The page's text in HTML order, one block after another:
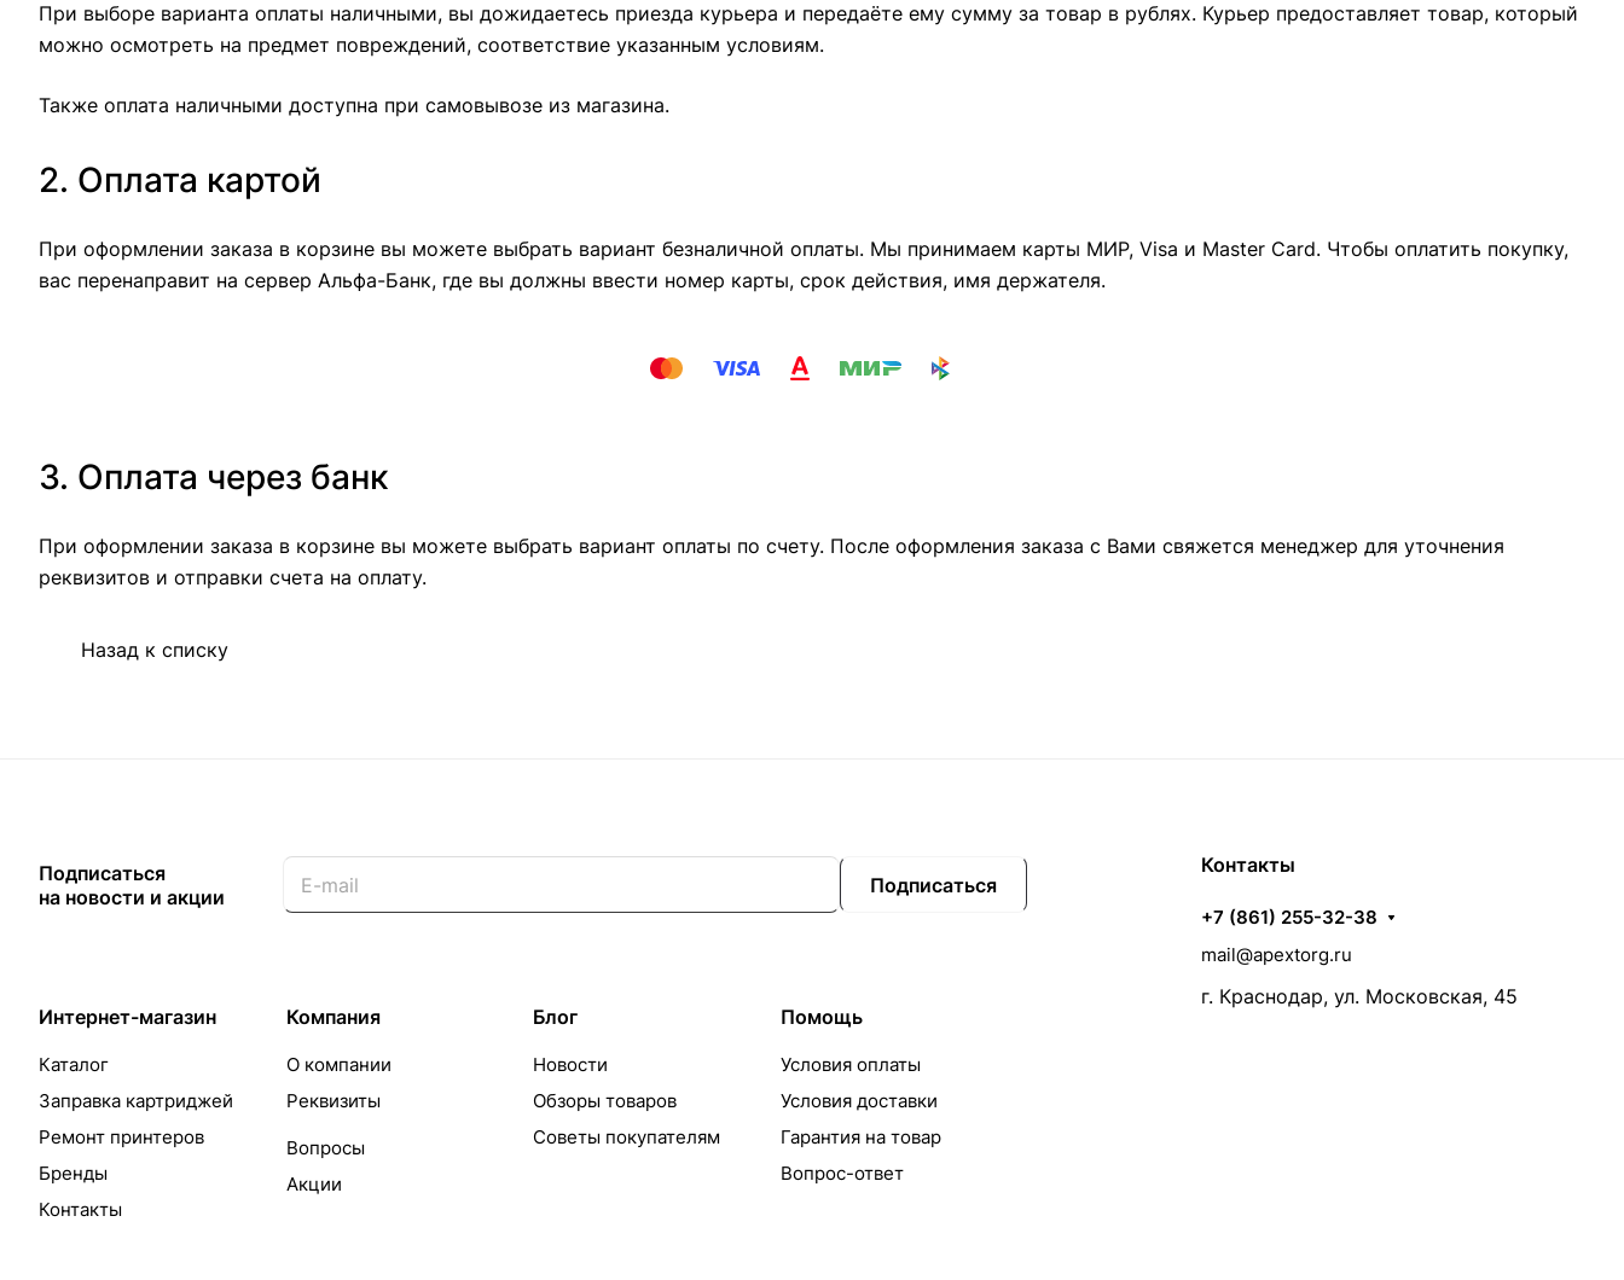
При выборе варианта оплаты наличными, вы дожидаетесь приезда курьера и передаёте ему сумму за товар в рублях. Курьер предоставляет товар, который
можно осмотреть на предмет повреждений, соответствие указанным условиям.
Также оплата наличными доступна при самовывозе из магазина.
2. Оплата картой
При оформлении заказа в корзине вы можете выбрать вариант безналичной оплаты. Мы принимаем карты МИР, Visa и Master Card. Чтобы оплатить покупку,
вас перенаправит на сервер Альфа-Банк, где вы должны ввести номер карты, срок действия, имя держателя.
3. Оплата через банк
При оформлении заказа в корзине вы можете выбрать вариант оплаты по счету. После оформления заказа с Вами свяжется менеджер для уточнения
реквизитов и отправки счета на оплату.
Назад к списку
Подписаться
на новости и акции
Подписаться
Интернет-магазин
Каталог
Заправка картриджей
Ремонт принтеров
Бренды
Контакты
Компания
О компании
Реквизиты
Вопросы
Акции
Блог
Новости
Обзоры товаров
Советы покупателям
Помощь
Условия оплаты
Условия доставки
Гарантия на товар
Вопрос-ответ
Контакты
+7 (861) 255-32-38
mail@apextorg.ru
г. Краснодар, ул. Московская, 45